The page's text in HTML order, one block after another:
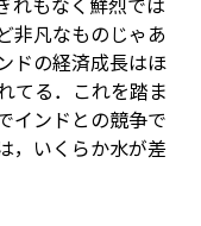
非凡なものじゃあ
ドの経済成長はほ
てる．これを踏ま
インドとの競争で
，いくらか水が差